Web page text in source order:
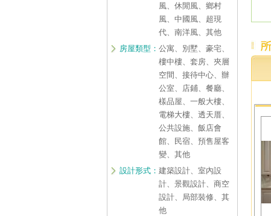
風、休閒風、鄉村
風、中國風、超現
代、南洋風、其他
房屋類型： 公寓、別墅、豪宅、
樓中樓、套房、夾層
空間、接待中心、辦
公室、店鋪、餐廳、
樣品屋、一般大樓、
電梯大樓、透天厝、
公共設施、飯店會
館、民宿、預售屋客
變、其他
設計形式： 建築設計、室內設
計、景觀設計、商空
設計、局部裝修、其
他